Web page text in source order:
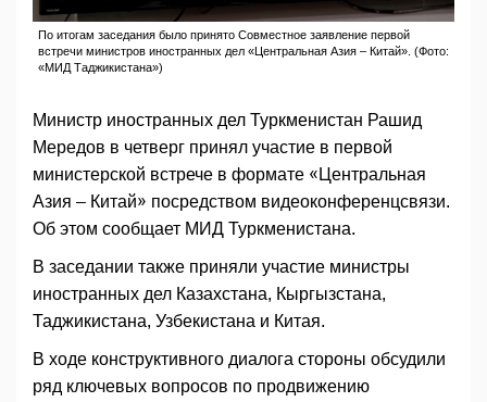
По итогам заседания было принято Совместное заявление первой
встречи министров иностранных дел «Центральная Азия – Китай». (Фото:
«МИД Таджикистана»)
Министр иностранных дел Туркменистан Рашид
Мередов в четверг принял участие в первой
министерской встрече в формате «Центральная
Азия – Китай» посредством видеоконференцсвязи.
Об этом сообщает МИД Туркменистана.
В заседании также приняли участие министры
иностранных дел Казахстана, Кыргызстана,
Таджикистана, Узбекистана и Китая.
В ходе конструктивного диалога стороны обсудили
ряд ключевых вопросов по продвижению